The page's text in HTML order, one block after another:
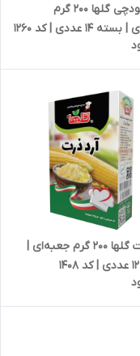
آرد نخودچی گلها 200 گرم
14 عددی | کد 1260
آرد ذرت گلها 200 گرم جعبه‌ای |